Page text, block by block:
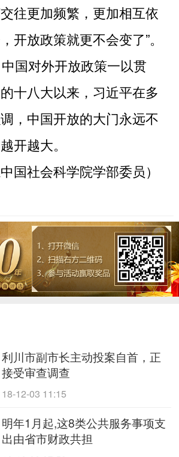
往更加频繁，更加相互依
开放政策就更不会变了”。
国对外开放政策一以贯
十八大以来，习近平在多
，中国开放的大门永远不
开越大。
社会科学院学部委员）
利川市副市长主动投案自首，正
接受审查调查
18-12-03 11:15
明年1月起,这8类公共服务事项支
出由省市财政共担